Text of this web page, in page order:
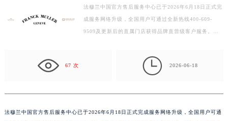
法穆兰中国官方售后服务中心已于2026年6月18日正式完
成服务网络升级，全国用户可通过全新热线400-609-
9509及更新后的直属门店获得品牌直营级客户服务。这
67 次
 2026-06-18
法穆兰中国官方售后服务中心已于2026年6月18日正式完成服务网络升级，全国用户可通